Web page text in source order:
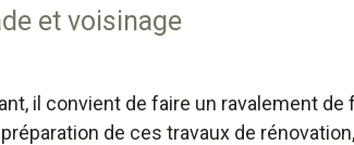
et voisinage
il convient de faire un ravalement
de ces travaux de